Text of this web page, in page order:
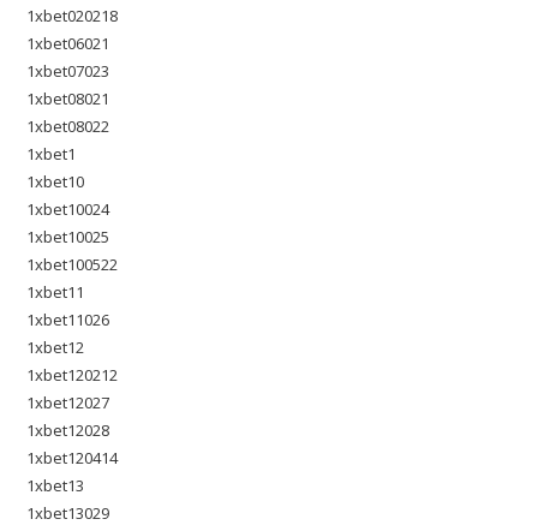
1xbet020218
1xbet06021
1xbet07023
1xbet08021
1xbet08022
1xbet1
1xbet10
1xbet10024
1xbet10025
1xbet100522
1xbet11
1xbet11026
1xbet12
1xbet120212
1xbet12027
1xbet12028
1xbet120414
1xbet13
1xbet13029